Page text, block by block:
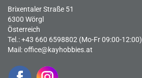
Brixentaler Straße 51
6300 Wörgl
Österreich
Tel.: +43 660 6598802 (Mo-Fr 09:00-12:00)
Mail:office@kayhobbies.at